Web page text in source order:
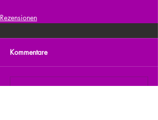
Rezensionen
Kommentare